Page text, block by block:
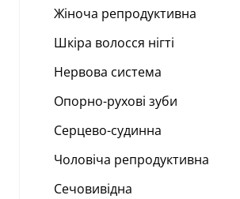
Жіноча репродуктивна
Шкіра волосся нігті
Нервова система
Опорно-рухові зуби
Серцево-судинна
Чоловіча репродуктивна
Сечовивідна